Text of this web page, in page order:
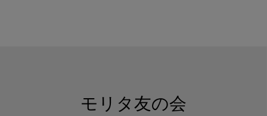
モリタ友の会